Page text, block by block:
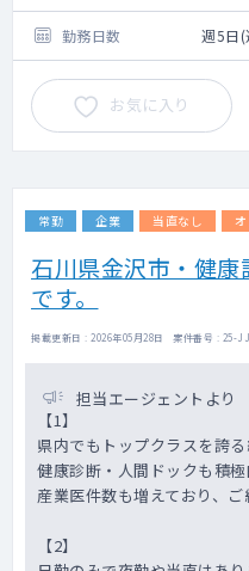
勤務日数 週5日(
お気に入り
常勤 企業 当直なし
石川県金沢市・健
です。
掲載更新日 : 2026年05月28日 案件番号 : 25-
担当エージェントより
【1】
県内でもトップクラスを誇る
健康診断・人間ドックも積極
産業医件数も増えており、ご
【2】